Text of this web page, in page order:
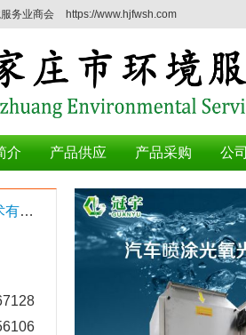
务业商会 https://www.hjfwsh.com
介 产品供应 产品采购 公
河北中链企通信息技术有限公司